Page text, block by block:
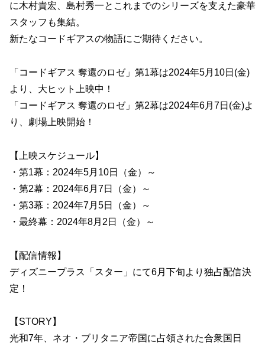
に木村貴宏、島村秀一とこれまでのシリーズを支えた豪華
スタッフも集結。
新たなコードギアスの物語にご期待ください。
「コードギアス 奪還のロゼ」第1幕は2024年5月10日(金)
より、大ヒット上映中！
「コードギアス 奪還のロゼ」第2幕は2024年6月7日(金)よ
り、劇場上映開始！
【上映スケジュール】
・第1幕：2024年5月10日（金）～
・第2幕：2024年6月7日（金）～
・第3幕：2024年7月5日（金）～
・最終幕：2024年8月2日（金）～
【配信情報】
ディズニープラス「スター」にて6月下旬より独占配信決
定！
【STORY】
光和7年、ネオ・ブリタニア帝国に占領された合衆国日